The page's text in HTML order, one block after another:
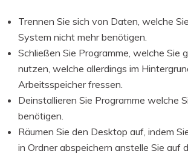
Trennen Sie sich von Daten, welche
System nicht mehr benötigen.
Schließen Sie Programme, welche Sie
nutzen, welche allerdings im
Arbeitsspeicher fressen.
Deinstallieren Sie Programme welche
benötigen.
Räumen Sie den Desktop auf, indem
in Ordner abspeichern anstelle Sie auf